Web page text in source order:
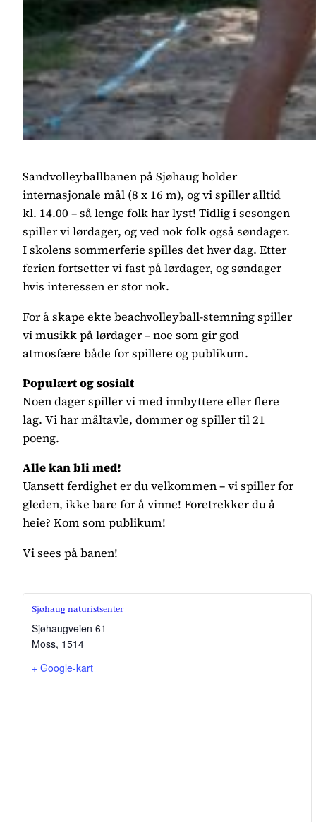
Sandvolleyballbanen på Sjøhaug holder
internasjonale mål (8 x 16 m), og vi spiller alltid
kl. 14.00 – så lenge folk har lyst! Tidlig i sesongen
spiller vi lørdager, og ved nok folk også søndager.
I skolens sommerferie spilles det hver dag. Etter
ferien fortsetter vi fast på lørdager, og søndager
hvis interessen er stor nok.
For å skape ekte beachvolleyball-stemning spiller
vi musikk på lørdager – noe som gir god
atmosfære både for spillere og publikum.
Populært og sosialt
Noen dager spiller vi med innbyttere eller flere
lag. Vi har måltavle, dommer og spiller til 21
poeng.
Alle kan bli med!
Uansett ferdighet er du velkommen – vi spiller for
gleden, ikke bare for å vinne! Foretrekker du å
heie? Kom som publikum!
Vi sees på banen!
Sjøhaug naturistsenter
Sjøhaugveien 61
Moss, 1514
+ Google-kart